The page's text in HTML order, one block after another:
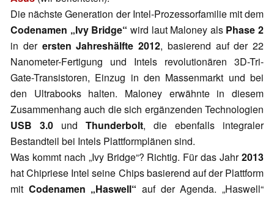
Die nächste Generation der Intel-Prozessorfamilie mit dem
Codenamen „Ivy Bridge“ wird laut Maloney als Phase 2
in der ersten Jahreshälfte 2012, basierend auf der 22
Nanometer-Fertigung und Intels revolutionären 3D-Tri-
Gate-Transistoren, Einzug in den Massenmarkt und bei
den Ultrabooks halten. Maloney erwähnte in diesem
Zusammenhang auch die sich ergänzenden Technologien
USB 3.0 und Thunderbolt, die ebenfalls integraler
Bestandteil bei Intels Plattformplänen sind.
Was kommt nach „Ivy Bridge“? Richtig. Für das Jahr2013
hat Chipriese Intel seine Chips basierend auf der Plattform
mit Codenamen „Haswell“ auf der Agenda. „Haswell“